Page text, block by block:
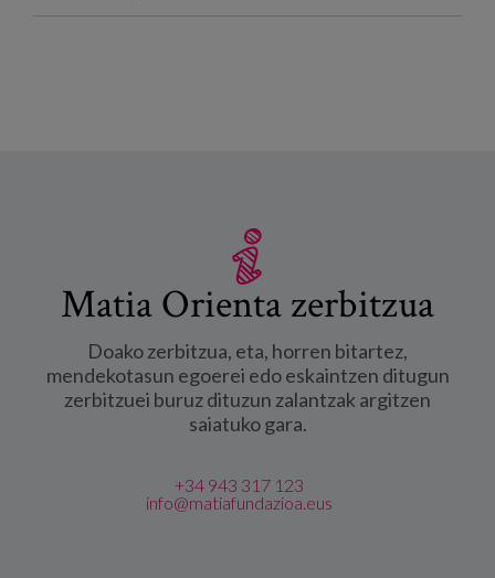
Matia Orienta zerbitzua
Doako zerbitzua, eta, horren bitartez,
mendekotasun egoerei edo eskaintzen ditugun
zerbitzuei buruz dituzun zalantzak argitzen
saiatuko gara.
+34 943 317 123
info@matiafundazioa.eus